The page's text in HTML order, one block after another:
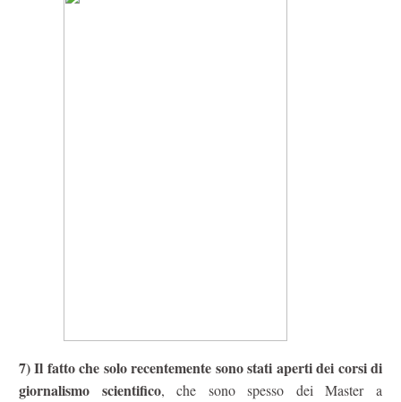
7) Il fatto che solo recentemente sono stati aperti dei corsi di
giornalismo scientifico, che sono spesso dei Master a